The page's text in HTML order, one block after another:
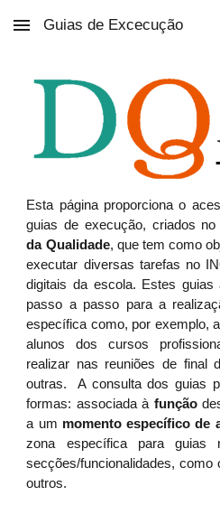
Skip to main content
Guias de Excecução
Esta página proporciona o
guias de execução, criados
da Qualidade, que tem como
executar diversas tarefas no
digitais da escola. Estes guias
passo a passo para a
específica como, por exemplo,
alunos dos cursos
realizar nas reuniões de final
outras. A consulta dos guias
formas: associada à função
a um momento específico de
zona específica para guias
secções/funcionalidades,
outros.